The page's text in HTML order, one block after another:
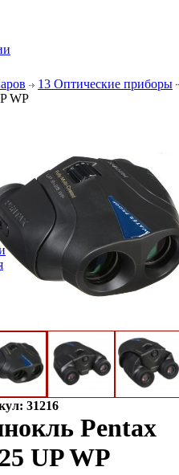
13 Оптические приборы
WP
31216
Pentax
UP WP